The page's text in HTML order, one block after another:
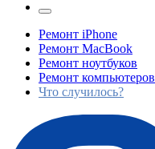
Ремонт iPhone
Ремонт MacBook
Ремонт ноутбуков
Ремонт компьютеров
Что случилось?